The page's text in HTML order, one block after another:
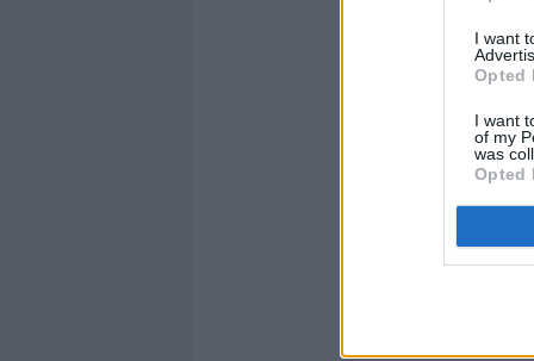
I want
Opted
I want
of my
was
Opted